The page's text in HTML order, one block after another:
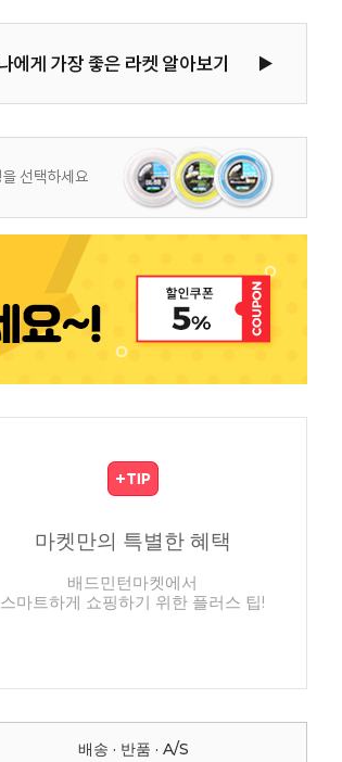
마켓만의 특별한 혜택
배드민턴마켓에서
스마트하게 쇼핑하기 위한 플러스 팁!
배송 · 반품 · A/S